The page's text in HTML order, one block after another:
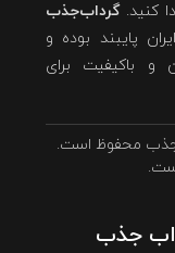
کنید.گرداب‌جذب
پایبند بوده و
و باکیفیت برای
محفوظ است.
جذب